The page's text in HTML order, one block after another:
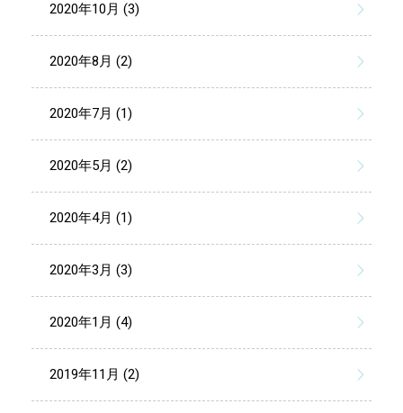
2020年10月 (3)
2020年8月 (2)
2020年7月 (1)
2020年5月 (2)
2020年4月 (1)
2020年3月 (3)
2020年1月 (4)
2019年11月 (2)